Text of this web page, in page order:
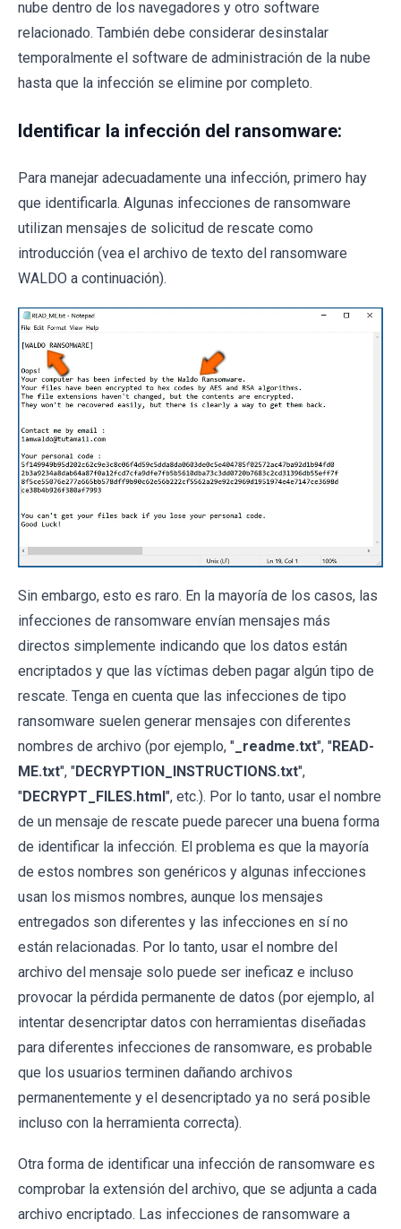
nube dentro de los navegadores y otro software
relacionado. También debe considerar desinstalar
temporalmente el software de administración de la nube
hasta que la infección se elimine por completo.
Identificar la infección del ransomware:
Para manejar adecuadamente una infección, primero hay
que identificarla. Algunas infecciones de ransomware
utilizan mensajes de solicitud de rescate como
introducción (vea el archivo de texto del ransomware
WALDO a continuación).
Sin embargo, esto es raro. En la mayoría de los casos, las
infecciones de ransomware envían mensajes más
directos simplemente indicando que los datos están
encriptados y que las víctimas deben pagar algún tipo de
rescate. Tenga en cuenta que las infecciones de tipo
ransomware suelen generar mensajes con diferentes
nombres de archivo (por ejemplo, " _readme.txt", "READ-
ME.txt", "DECRYPTION_INSTRUCTIONS.txt",
"DECRYPT_FILES.html ", etc.). Por lo tanto, usar el nombre
de un mensaje de rescate puede parecer una buena forma
de identificar la infección. El problema es que la mayoría
de estos nombres son genéricos y algunas infecciones
usan los mismos nombres, aunque los mensajes
entregados son diferentes y las infecciones en sí no
están relacionadas. Por lo tanto, usar el nombre del
archivo del mensaje solo puede ser ineficaz e incluso
provocar la pérdida permanente de datos (por ejemplo, al
intentar desencriptar datos con herramientas diseñadas
para diferentes infecciones de ransomware, es probable
que los usuarios terminen dañando archivos
permanentemente y el desencriptado ya no será posible
incluso con la herramienta correcta).
Otra forma de identificar una infección de ransomware es
comprobar la extensión del archivo, que se adjunta a cada
archivo encriptado. Las infecciones de ransomware a